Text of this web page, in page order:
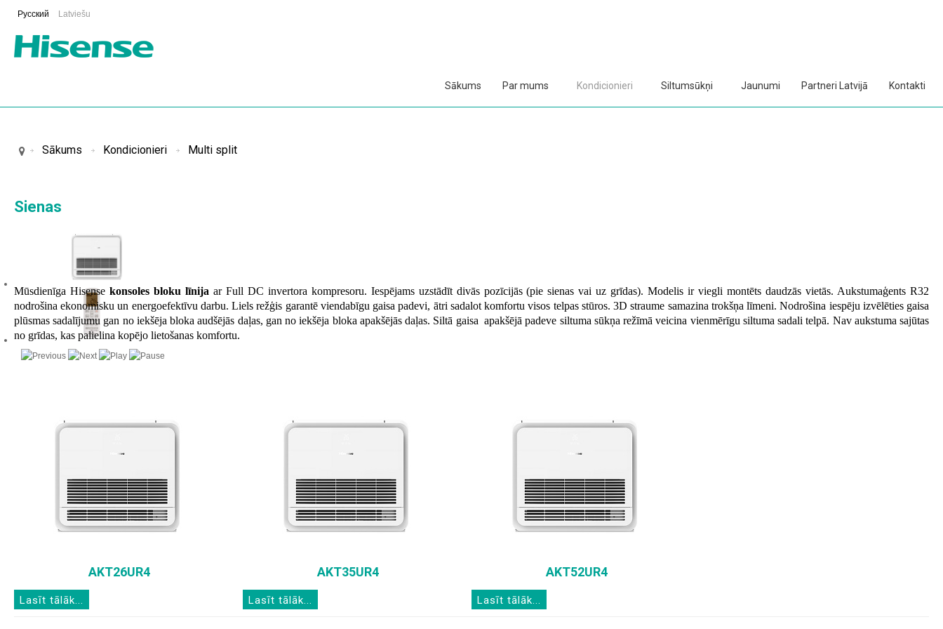
Русский Latviešu
Sākums Par mums Kondicionieri Siltumsūkņi Jaunumi Partneri Latvijā Kontakti
Sākums Kondicionieri Multi split
Sienas
Mūsdienīga Hisense konsoles bloku līnija ar Full DC invertora kompresoru. Iespējams uzstādīt divās pozīcijās (pie sienas vai uz grīdas). Modelis ir viegli montēts daudzās vietās. Aukstumaģents R32
nodrošina ekonomisku un energoefektīvu darbu. Liels režģis garantē viendabīgu gaisa padevi, ātri sadalot komfortu visos telpas stūros. 3D straume samazina trokšņa līmeni. Nodrošina iespēju izvēlēties gaisa
plūsmas sadalījumu gan no iekšēja bloka audšējās daļas, gan no iekšēja bloka apakšējās daļas. Siltā gaisa apakšējā padeve siltuma sūkņa režīmā veicina vienmērīgu siltuma sadali telpā. Nav aukstuma sajūtas
no grīdas, kas palielina kopējo lietošanas komfortu.
AKT26UR4
Lasīt tālāk...
AKT35UR4
Lasīt tālāk...
AKT52UR4
Lasīt tālāk...